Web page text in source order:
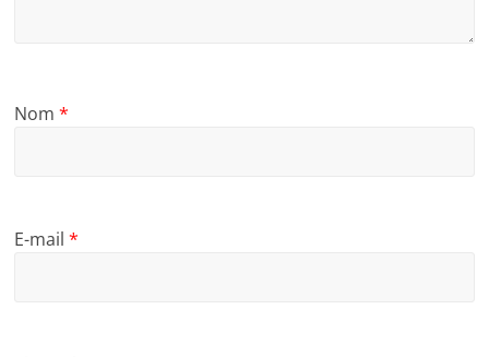
Nom*
E-mail*